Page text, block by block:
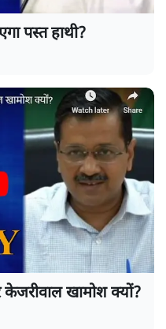
पस्त हाथी?
केजरीवाल खामोश क्यों?